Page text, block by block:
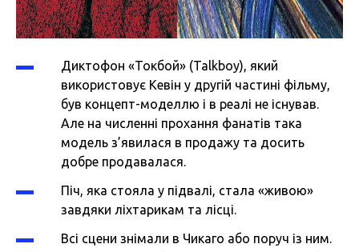
Диктофон «Токбой» (Talkboy), який
використовує Кевін у другій частині фільму,
був концепт-моделлю і в реалі не існував.
Але на численні прохання фанатів така
модель з’явилася в продажу та досить
добре продавалася.
Піч, яка стояла у підвалі, стала «живою»
завдяки ліхтарикам та лісці.
Всі сцени знімали в Чикаго або поруч із ним.